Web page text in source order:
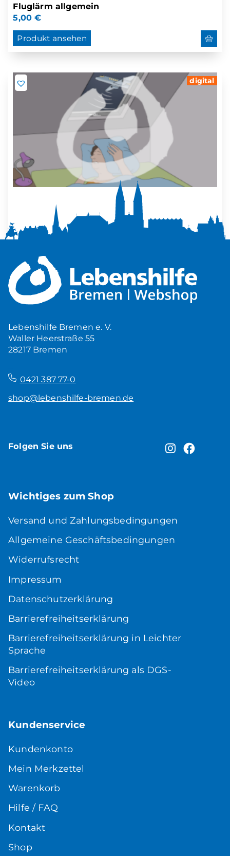
Fluglärm allgemein
5,00€
Produkt ansehen
digital
Mehr Ruhe zuhause
5,00€
Lebenshilfe Bremen e. V.
Waller Heerstraße 55
28217 Bremen
0421 387 77-0
shop@lebenshilfe-bremen.de
Folgen Sie uns
Wichtiges zum Shop
Versand und Zahlungsbedingungen
Allgemeine Geschäftsbedingungen
Widerrufsrecht
Impressum
Datenschutzerklärung
Barrierefreiheitserklärung
Barrierefreiheitserklärung in Leichter
Sprache
Barrierefreiheitserklärung als DGS-
Video
Kundenservice
Kundenkonto
Mein Merkzettel
Warenkorb
Hilfe / FAQ
Kontakt
Shop